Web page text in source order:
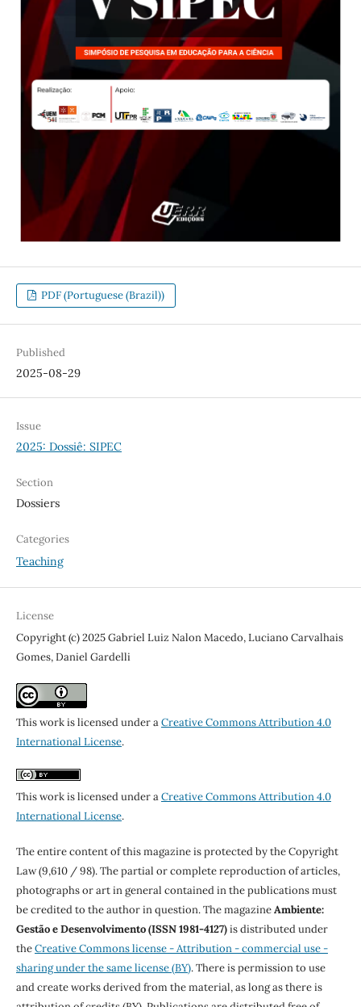
PDF (Portuguese (Brazil))
Published
2025-08-29
Issue
2025: Dossiê: SIPEC
Section
Dossiers
Categories
Teaching
License
Copyright (c) 2025 Gabriel Luiz Nalon Macedo, Luciano Carvalhais
Gomes, Daniel Gardelli
This work is licensed under aCreative Commons Attribution 4.0
International License.
This work is licensed under aCreative Commons Attribution 4.0
International License.
The entire content of this magazine is protected by the Copyright
Law (9,610 / 98). The partial or complete reproduction of articles,
photographs or art in general contained in the publications must
be credited to the author in question. The magazineAmbiente:
Gestão e Desenvolvimento (ISSN 1981-4127)is distributed under
theCreative Commons license - Attribution - commercial use -
sharing under the same license (BY). There is permission to use
and create works derived from the material, as long as there is